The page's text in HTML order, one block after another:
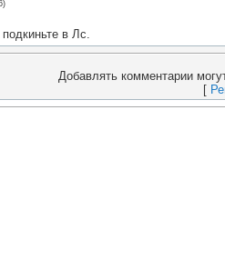
в Лс.
Добавлять комментарии
[